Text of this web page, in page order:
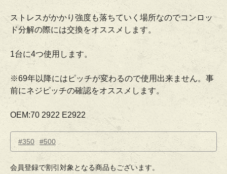
ストレスがかかり強度も落ちていく場所なのでコンロッ
ド分解の際には交換をオススメします。
1台に4つ使用します。
※69年以降にはピッチが変わるので使用出来ません。事
前にネジピッチの確認をオススメします。
OEM:70 2922 E2922
#350 #500
会員登録で割引対象となる商品もございます。